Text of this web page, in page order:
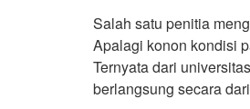
Salah satu penitia
Apalagi konon kondisi
Ternyata dari
berlangsung secara